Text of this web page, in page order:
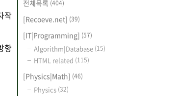
작
향
전체목록 (404)
[Recoeve.net] (39)
[IT|Programming] (57)
Algorithm|Database (15)
HTML related (115)
[Physics|Math] (46)
Physics (32)